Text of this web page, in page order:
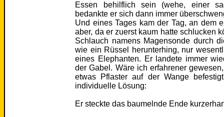
Essen behilflich sein (wehe, einer
bedankte er sich dann immer
Und eines Tages kam der Tag, an dem
aber, da er zuerst kaum hatte schlucken
Schlauch namens Magensonde durch
wie ein Rüssel herunterhing, nur
eines Elephanten. Er landete immer
der Gabel. Wäre ich erfahrener
etwas Pflaster auf der Wange
individuelle Lösung:
Er steckte das baumelnde Ende